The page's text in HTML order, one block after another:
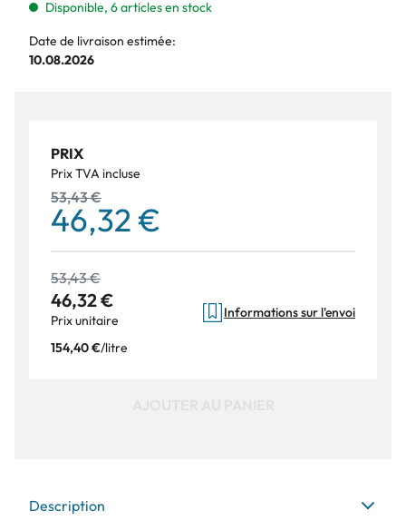
Disponible, 6 articles en stock
Date de livraison estimée:
10.08.2026
PRIX
Prix TVA incluse
53,43 €
46,32 €
53,43 €
46,32 €
Prix unitaire
154,40 €/litre
Informations sur l'envoi
Description